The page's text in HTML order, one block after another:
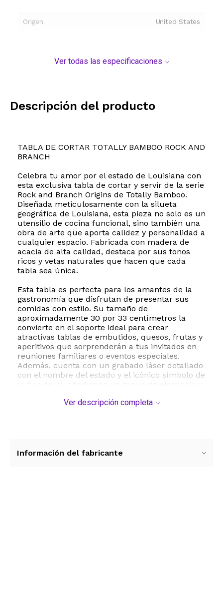
Origen United States
Ver todas las especificaciones
Descripción del producto
TABLA DE CORTAR TOTALLY BAMBOO ROCK AND
BRANCH
Celebra tu amor por el estado de Louisiana con
esta exclusiva tabla de cortar y servir de la serie
Rock and Branch Origins de Totally Bamboo.
Diseñada meticulosamente con la silueta
geográfica de Louisiana, esta pieza no solo es un
utensilio de cocina funcional, sino también una
obra de arte que aporta calidez y personalidad a
cualquier espacio. Fabricada con madera de
acacia de alta calidad, destaca por sus tonos
ricos y vetas naturales que hacen que cada
tabla sea única.
Esta tabla es perfecta para los amantes de la
gastronomía que disfrutan de presentar sus
comidas con estilo. Su tamaño de
aproximadamente 30 por 33 centímetros la
convierte en el soporte ideal para crear
atractivas tablas de embutidos, quesos, frutas y
aperitivos que sorprenderán a tus invitados en
reuniones familiares o eventos especiales.
Además, cuenta con un grabado láser detallado
con el nombre del estado y el icónico símbolo de
comedor o sala de estar cuando no la estés
Ver descripción completa
Información del fabricante